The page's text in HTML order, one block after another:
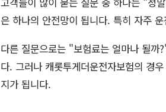
은 하나의 안전망이 됩니다. 특히 자주
다른 질문으로는 "보험료는 얼마나 될
다. 그러나 캐롯투게더운전자보험의 경
지가 됩니다.